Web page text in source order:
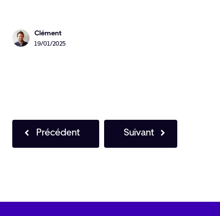
Clément
19/01/2025
Précédent Suivant